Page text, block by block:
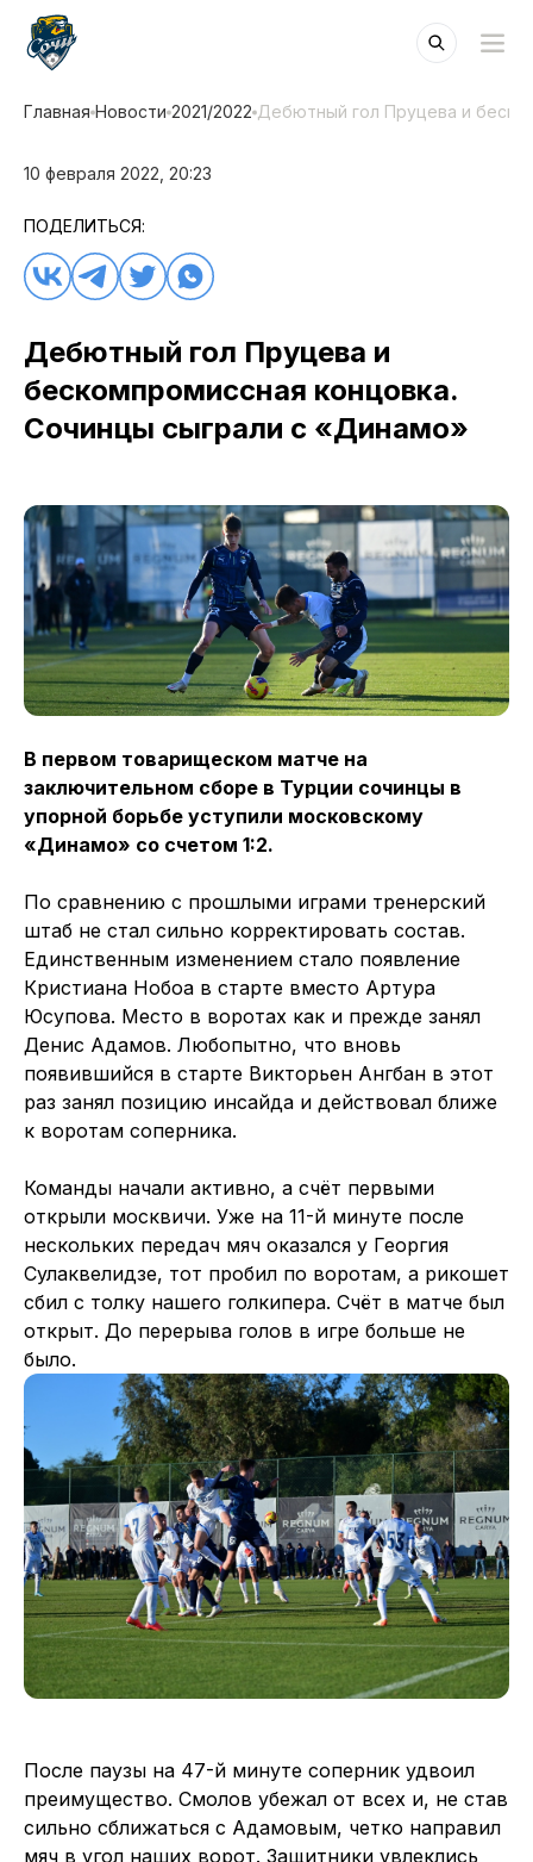
Главная Новости 2021/2022 Дебютный гол Пруцева и
10 февраля 2022, 20:23
ПОДЕЛИТЬСЯ:
Дебютный гол Пруцева и
бескомпромиссная концовка.
Сочинцы сыграли с «Динамо»
В первом товарищеском матче на
заключительном сборе в Турции сочинцы в
упорной борьбе уступили московскому
«Динамо» со счетом 1:2.
По сравнению с прошлыми играми тренерский
штаб не стал сильно корректировать состав.
Единственным изменением стало появление
Кристиана Нобоа в старте вместо Артура
Юсупова. Место в воротах как и прежде занял
Денис Адамов. Любопытно, что вновь
появившийся в старте Викторьен Ангбан в этот
раз занял позицию инсайда и действовал ближе
к воротам соперника.
Команды начали активно, а счёт первыми
открыли москвичи. Уже на 11-й минуте после
нескольких передач мяч оказался у Георгия
Сулаквелидзе, тот пробил по воротам, а рикошет
сбил с толку нашего голкипера. Счёт в матче был
открыт. До перерыва голов в игре больше не
было.
После паузы на 47-й минуте соперник удвоил
преимущество. Смолов убежал от всех и, не став
сильно сближаться с Адамовым, четко направил
мяч в угол наших ворот. Защитники увлеклись